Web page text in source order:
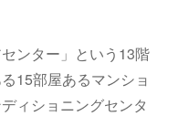
ンター」という13階
15部屋あるマンショ
ィショニングセンタ